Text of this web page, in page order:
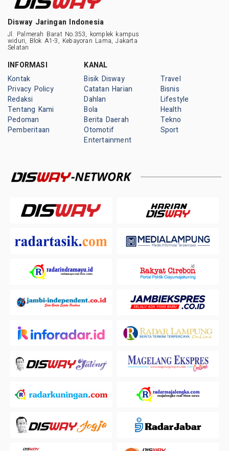
Disway Jaringan Indonesia
Jl. Palmerah Barat No.353, komplek kampus
widuri, Blok A1-3, Kebayoran Lama, Jakarta
Selatan
INFORMASI
Kontak
Privacy Policy
Redaksi
Tentang Kami
Pedoman
Pemberitaan
KANAL
Bisik Disway
Catatan Harian
Dahlan
Bola
Berita Daerah
Otomotif
Entertainment
Travel
Bisnis
Lifestyle
Health
Tekno
Sport